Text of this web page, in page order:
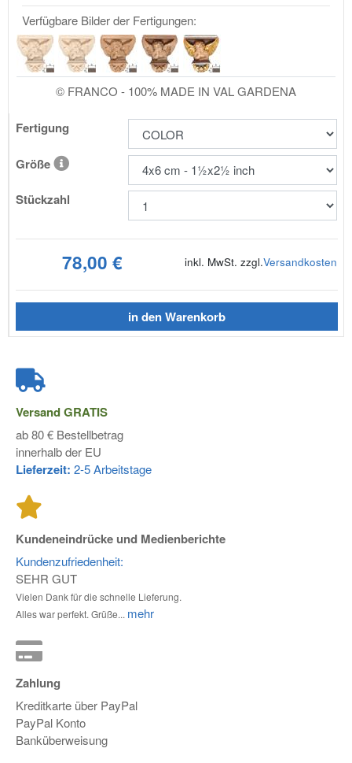
Verfügbare Bilder der Fertigungen:
© FRANCO - 100% MADE IN VAL GARDENA
Fertigung
Größe
Stückzahl
78,00 € inkl. MwSt. zzgl.Versandkosten
in den Warenkorb
VersandGRATIS
ab 80 € Bestellbetrag
innerhalb der EU
Lieferzeit: 2-5 Arbeitstage
Kundeneindrücke und Medienberichte
Kundenzufriedenheit:
SEHR GUT
Vielen Dank für die schnelle Lieferung.
Alles war perfekt. Grüße... mehr
Zahlung
Kreditkarte über PayPal
PayPal Konto
Banküberweisung